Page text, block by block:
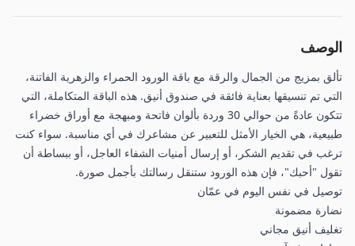
الوصف
تألق بمزيج من الجمال والرقة مع باقة الورود الحمراء والزهرية الفاتنة،
التي تم تنسيقها بعناية فائقة في صندوق أنيق. هذه الباقة المتكاملة، التي
تتكون عادةً من حوالي 30 وردة بألوان فاتحة ومبهجة مع أوراق خضراء
طبيعية، هي الخيار الأمثل للتعبير عن مشاعرك في أي مناسبة. سواء كنت
ترغب في تقديم الشكر، أو إرسال أمنيات الشفاء العاجل، أو ببساطة أن
تقول "أحبك"، فإن هذه الورود ستنقل رسالتك بأجمل صورة.
توصيل في نفس اليوم في عمّان
نضارة مضمونة
تغليف أنيق مجاني